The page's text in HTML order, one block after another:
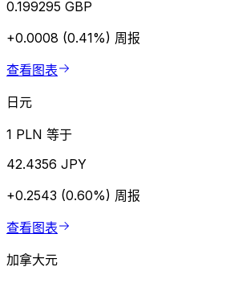
0.199295 GBP
+0.0008 (0.41%) 周报
查看图表
日元
1 PLN 等于
42.4356 JPY
+0.2543 (0.60%) 周报
查看图表
加拿大元